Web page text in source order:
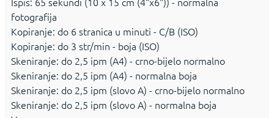
fotografija
Kopiranje: do 6 stranica u minuti - C/B (ISO)
Kopiranje: do 3 str/min - boja (ISO)
Skeniranje: do 2,5 ipm (A4) - crno-bijelo normalno
Skeniranje: do 2,5 ipm (A4) - normalna boja
Skeniranje: do 2,5 ipm (slovo A) - crno-bijelo normalno
Skeniranje: do 2,5 ipm (slovo A) - normalna boja